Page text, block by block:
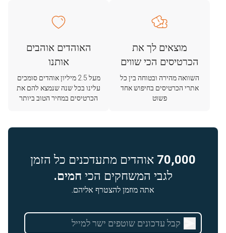
מוצאים לך את
הכרטיסים הכי שווים
השוואה מהירה ובטוחה בין כל
אתרי הכרטיסים בחיפוש אחד
פשוט
האוהדים אוהבים
אותנו
מעל 2.5 מיליון אוהדים סומכים
עלינו בכל שנה שנמצא להם את
הכרטיסים במחיר הטוב ביותר
70,000 אוהדים מתעדכנים כל הזמן
לגבי המשחקים הכי חמים.
אתה מוזמן להצטרף אליהם.